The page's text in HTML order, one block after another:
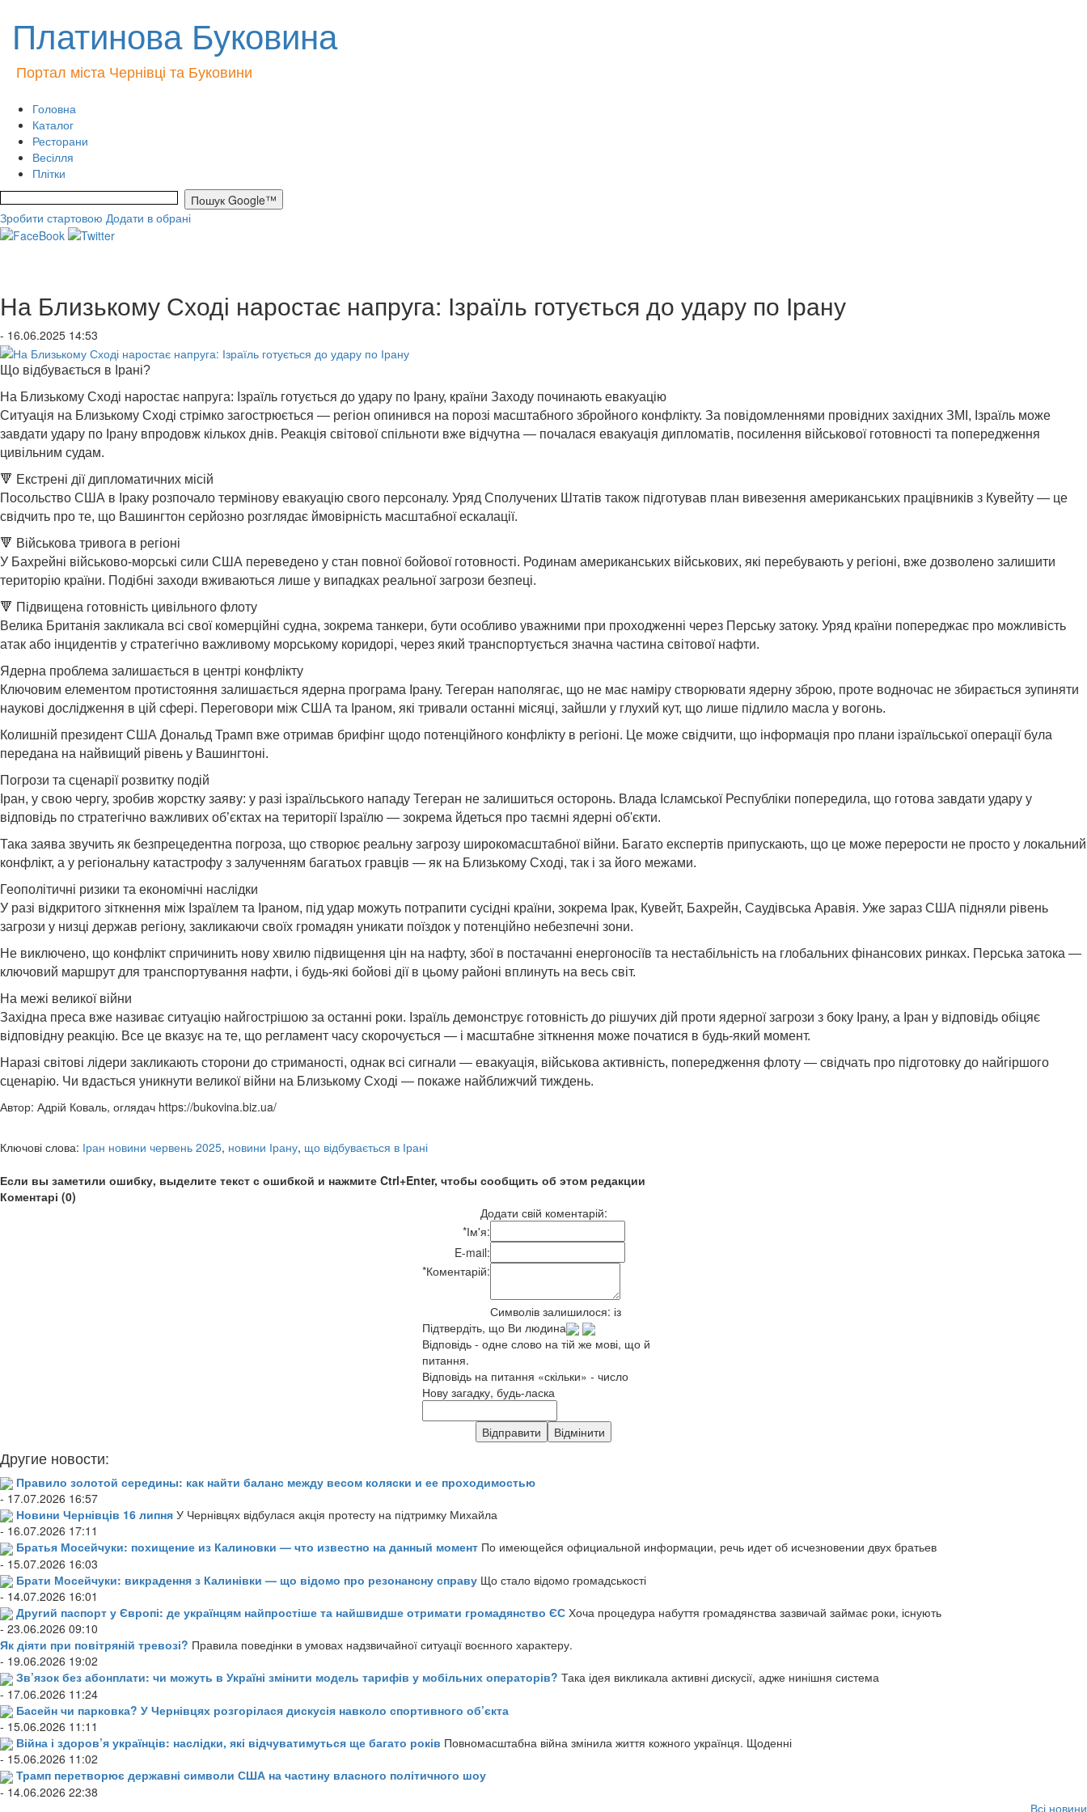
Платинова Буковина
Портал міста Чернівці та Буковини
Головна
Каталог
Ресторани
Весілля
Плітки
Зробити стартовою Додати в обрані
На Близькому Сході наростає напруга: Ізраїль готується до удару по Ірану
- 16.06.2025 14:53
Що відбувається в Ірані?
На Близькому Сході наростає напруга: Ізраїль готується до удару по Ірану, країни Заходу починають евакуацію
Ситуація на Близькому Сході стрімко загострюється — регіон опинився на порозі масштабного збройного конфлікту. За повідомленнями провідних західних ЗМІ, Ізраїль може
завдати удару по Ірану впродовж кількох днів. Реакція світової спільноти вже відчутна — почалася евакуація дипломатів, посилення військової готовності та попередження
цивільним судам.
🔻 Екстрені дії дипломатичних місій
Посольство США в Іраку розпочало термінову евакуацію свого персоналу. Уряд Сполучених Штатів також підготував план вивезення американських працівників з Кувейту — це
свідчить про те, що Вашингтон серйозно розглядає ймовірність масштабної ескалації.
🔻 Військова тривога в регіоні
У Бахрейні військово-морські сили США переведено у стан повної бойової готовності. Родинам американських військових, які перебувають у регіоні, вже дозволено залишити
територію країни. Подібні заходи вживаються лише у випадках реальної загрози безпеці.
🔻 Підвищена готовність цивільного флоту
Велика Британія закликала всі свої комерційні судна, зокрема танкери, бути особливо уважними при проходженні через Перську затоку. Уряд країни попереджає про можливість
атак або інцидентів у стратегічно важливому морському коридорі, через який транспортується значна частина світової нафти.
Ядерна проблема залишається в центрі конфлікту
Ключовим елементом протистояння залишається ядерна програма Ірану. Тегеран наполягає, що не має наміру створювати ядерну зброю, проте водночас не збирається зупиняти
наукові дослідження в цій сфері. Переговори між США та Іраном, які тривали останні місяці, зайшли у глухий кут, що лише підлило масла у вогонь.
Колишній президент США Дональд Трамп вже отримав брифінг щодо потенційного конфлікту в регіоні. Це може свідчити, що інформація про плани ізраїльської операції була
передана на найвищий рівень у Вашингтоні.
Погрози та сценарії розвитку подій
Іран, у свою чергу, зробив жорстку заяву: у разі ізраїльського нападу Тегеран не залишиться осторонь. Влада Ісламської Республіки попередила, що готова завдати удару у
відповідь по стратегічно важливих об’єктах на території Ізраїлю — зокрема йдеться про таємні ядерні об'єкти.
Така заява звучить як безпрецедентна погроза, що створює реальну загрозу широкомасштабної війни. Багато експертів припускають, що це може перерости не просто у локальний
конфлікт, а у регіональну катастрофу з залученням багатьох гравців — як на Близькому Сході, так і за його межами.
Геополітичні ризики та економічні наслідки
У разі відкритого зіткнення між Ізраїлем та Іраном, під удар можуть потрапити сусідні країни, зокрема Ірак, Кувейт, Бахрейн, Саудівська Аравія. Уже зараз США підняли рівень
загрози у низці держав регіону, закликаючи своїх громадян уникати поїздок у потенційно небезпечні зони.
Не виключено, що конфлікт спричинить нову хвилю підвищення цін на нафту, збої в постачанні енергоносіїв та нестабільність на глобальних фінансових ринках. Перська затока —
ключовий маршрут для транспортування нафти, і будь-які бойові дії в цьому районі вплинуть на весь світ.
На межі великої війни
Західна преса вже називає ситуацію найгострішою за останні роки. Ізраїль демонструє готовність до рішучих дій проти ядерної загрози з боку Ірану, а Іран у відповідь обіцяє
відповідну реакцію. Все це вказує на те, що регламент часу скорочується — і масштабне зіткнення може початися в будь-який момент.
Наразі світові лідери закликають сторони до стриманості, однак всі сигнали — евакуація, військова активність, попередження флоту — свідчать про підготовку до найгіршого
сценарію. Чи вдасться уникнути великої війни на Близькому Сході — покаже найближчий тиждень.
Автор: Адрій Коваль, оглядач https://bukovina.biz.ua/
Ключові слова: Іран новини червень 2025, новини Ірану, що відбувається в Ірані
Если вы заметили ошибку, выделите текст с ошибкой и нажмите Ctrl+Enter, чтобы сообщить об этом редакции
Коментарі (0)
Додати свій коментарій:
*Ім'я:
E-mail:
*Коментарій:
Символів залишилося: із
Підтвердіть, що Ви людина
Відповідь - одне слово на тій же мові, що й
питання.
Відповідь на питання «скільки» - число
Нову загадку, будь-ласка
Другие новости:
Правило золотой середины: как найти баланс между весом коляски и ее проходимостью
- 17.07.2026 16:57
Новини Чернівців 16 липня У Чернівцях відбулася акція протесту на підтримку Михайла
- 16.07.2026 17:11
Братья Мосейчуки: похищение из Калиновки — что известно на данный момент По имеющейся официальной информации, речь идет об исчезновении двух братьев
- 15.07.2026 16:03
Брати Мосейчуки: викрадення з Калинівки — що відомо про резонансну справу Що стало відомо громадськості
- 14.07.2026 16:01
Другий паспорт у Європі: де українцям найпростіше та найшвидше отримати громадянство ЄС Хоча процедура набуття громадянства зазвичай займає роки, існують
- 23.06.2026 09:10
Як діяти при повітряній тревозі? Правила поведінки в умовах надзвичайної ситуації воєнного характеру.
- 19.06.2026 19:02
Зв’язок без абонплати: чи можуть в Україні змінити модель тарифів у мобільних операторів? Така ідея викликала активні дискусії, адже нинішня система
- 17.06.2026 11:24
Басейн чи парковка? У Чернівцях розгорілася дискусія навколо спортивного об’єкта
- 15.06.2026 11:11
Війна і здоров’я українців: наслідки, які відчуватимуться ще багато років Повномасштабна війна змінила життя кожного українця. Щоденні
- 15.06.2026 11:02
Трамп перетворює державні символи США на частину власного політичного шоу
- 14.06.2026 22:38
Всі новини